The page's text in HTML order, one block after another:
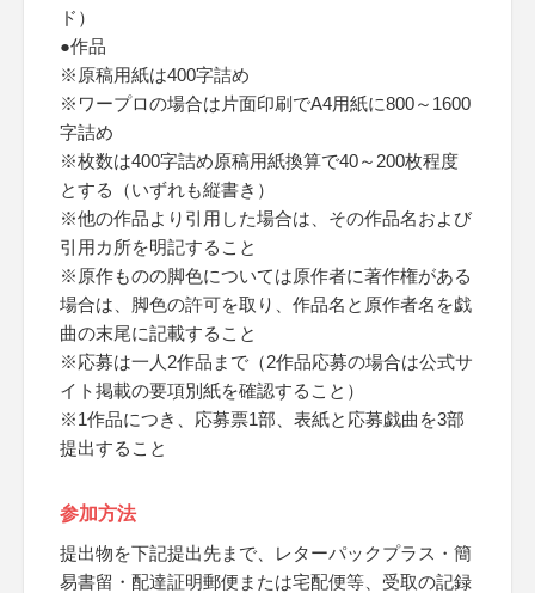
ド）
●作品
※原稿用紙は400字詰め
※ワープロの場合は片面印刷でA4用紙に800～1600
字詰め
※枚数は400字詰め原稿用紙換算で40～200枚程度
とする（いずれも縦書き）
※他の作品より引用した場合は、その作品名および
引用カ所を明記すること
※原作ものの脚色については原作者に著作権がある
場合は、脚色の許可を取り、作品名と原作者名を戯
曲の末尾に記載すること
※応募は一人2作品まで（2作品応募の場合は公式サ
イト掲載の要項別紙を確認すること）
※1作品につき、応募票1部、表紙と応募戯曲を3部
提出すること
参加方法
提出物を下記提出先まで、レターパックプラス・簡
易書留・配達証明郵便または宅配便等、受取の記録